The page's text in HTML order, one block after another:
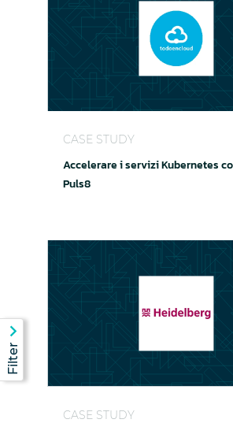
CASE STUDY
Accelerare i servizi Kubernetes
Puls8
CASE STUDY